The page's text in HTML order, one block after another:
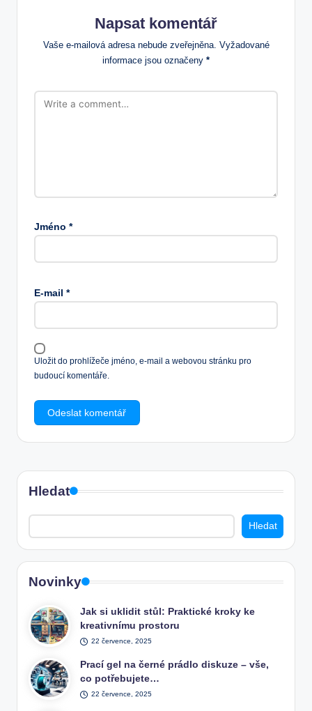
Napsat komentář
Vaše e-mailová adresa nebude zveřejněna. Vyžadované
informace jsou označeny *
Jméno *
E-mail *
Uložit do prohlížeče jméno, e-mail a webovou stránku pro
budoucí komentáře.
Hledat
Hledat
Novinky
Jak si uklidit stůl: Praktické kroky ke
kreativnímu prostoru
22 července, 2025
Prací gel na černé prádlo diskuze – vše,
co potřebujete…
22 července, 2025